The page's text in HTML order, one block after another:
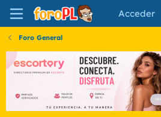
Acceder
Foro General